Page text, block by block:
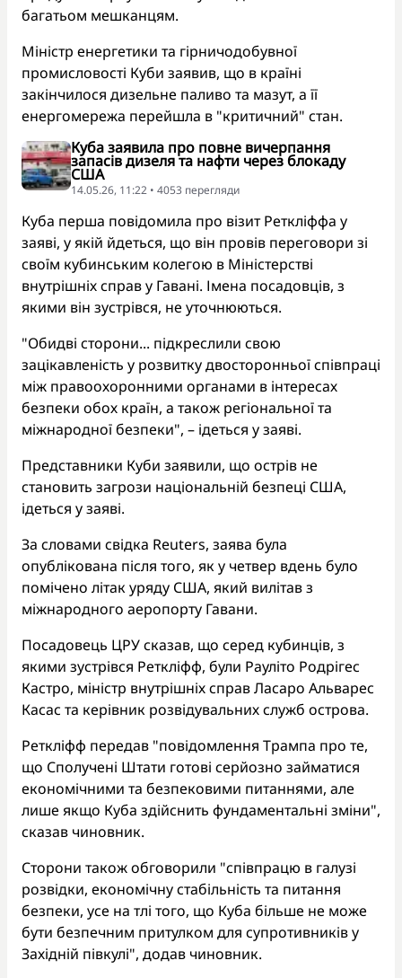
багатьом мешканцям.
Міністр енергетики та гірничодобувної
промисловості Куби заявив, що в країні
закінчилося дизельне паливо та мазут, а її
енергомережа перейшла в "критичний" стан.
Куба заявила про повне вичерпання
запасів дизеля та нафти через блокаду
США
14.05.26, 11:22 • 4053 перегляди
Куба перша повідомила про візит Реткліффа у
заяві, у якій йдеться, що він провів переговори зі
своїм кубинським колегою в Міністерстві
внутрішніх справ у Гавані. Імена посадовців, з
якими він зустрівся, не уточнюються.
"Обидві сторони... підкреслили свою
зацікавленість у розвитку двосторонньої співпраці
між правоохоронними органами в інтересах
безпеки обох країн, а також регіональної та
міжнародної безпеки", – ідеться у заяві.
Представники Куби заявили, що острів не
становить загрози національній безпеці США,
ідеться у заяві.
За словами свідка Reuters, заява була
опублікована після того, як у четвер вдень було
помічено літак уряду США, який вилітав з
міжнародного аеропорту Гавани.
Посадовець ЦРУ сказав, що серед кубинців, з
якими зустрівся Реткліфф, були Рауліто Родрігес
Кастро, міністр внутрішніх справ Ласаро Альварес
Касас та керівник розвідувальних служб острова.
Реткліфф передав "повідомлення Трампа про те,
що Сполучені Штати готові серйозно займатися
економічними та безпековими питаннями, але
лише якщо Куба здійснить фундаментальні зміни",
сказав чиновник.
Сторони також обговорили "співпрацю в галузі
розвідки, економічну стабільність та питання
безпеки, усе на тлі того, що Куба більше не може
бути безпечним притулком для супротивників у
Західній півкулі", додав чиновник.